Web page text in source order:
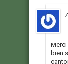
Merci
bien